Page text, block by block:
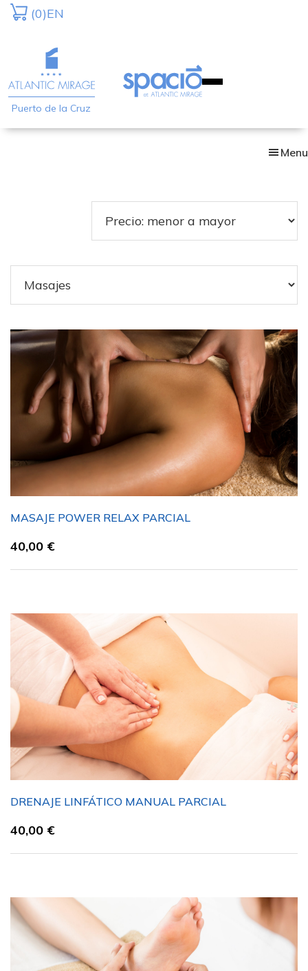
Skip
content
(0)EN
Puerto de la Cruz
Menu
MASAJE POWER RELAX PARCIAL
40,00 €
DRENAJE LINFÁTICO MANUAL PARCIAL
40,00 €